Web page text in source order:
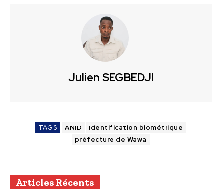
Julien SEGBEDJI
TAGS ANID
Identification biométrique
préfecture de Wawa
Articles Récents